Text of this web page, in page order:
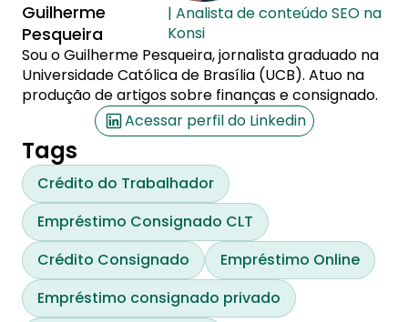
Guilherme
Pesqueira
| Analista de conteúdo SEO na
Konsi
Sou o Guilherme Pesqueira, jornalista graduado na
Universidade Católica de Brasília (UCB). Atuo na
produção de artigos sobre finanças e consignado.
Acessar perfil do Linkedin
Tags
Crédito do Trabalhador
Empréstimo Consignado CLT
Crédito Consignado
Empréstimo Online
Empréstimo consignado privado